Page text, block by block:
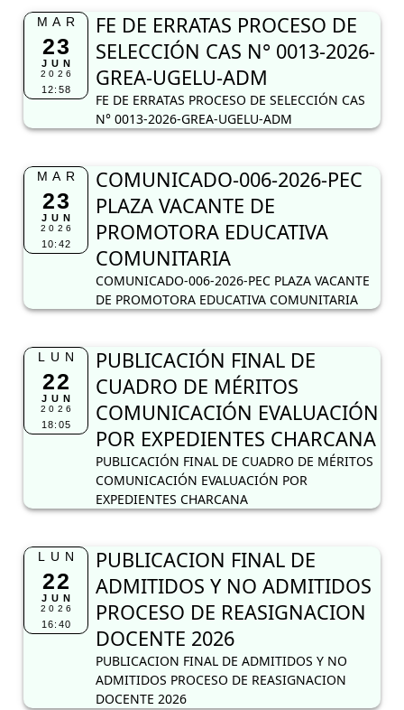
MAR
23
JUN
2026
12:58
FE DE ERRATAS PROCESO DE
SELECCIÓN CAS N° 0013-2026-
GREA-UGELU-ADM
FE DE ERRATAS PROCESO DE SELECCIÓN CAS
N° 0013-2026-GREA-UGELU-ADM
MAR
23
JUN
2026
10:42
COMUNICADO-006-2026-PEC
PLAZA VACANTE DE
PROMOTORA EDUCATIVA
COMUNITARIA
COMUNICADO-006-2026-PEC PLAZA VACANTE
DE PROMOTORA EDUCATIVA COMUNITARIA
LUN
22
JUN
2026
18:05
PUBLICACIÓN FINAL DE
CUADRO DE MÉRITOS
COMUNICACIÓN EVALUACIÓN
POR EXPEDIENTES CHARCANA
PUBLICACIÓN FINAL DE CUADRO DE MÉRITOS
COMUNICACIÓN EVALUACIÓN POR
EXPEDIENTES CHARCANA
LUN
22
JUN
2026
16:40
PUBLICACION FINAL DE
ADMITIDOS Y NO ADMITIDOS
PROCESO DE REASIGNACION
DOCENTE 2026
PUBLICACION FINAL DE ADMITIDOS Y NO
ADMITIDOS PROCESO DE REASIGNACION
DOCENTE 2026